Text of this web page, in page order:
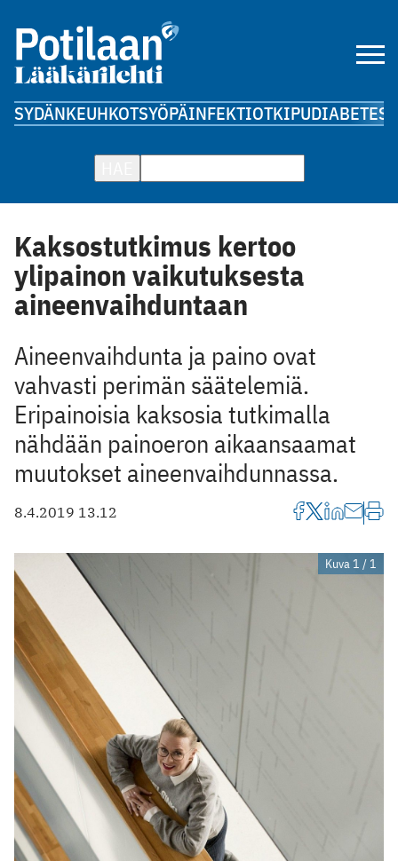
SYDÄNKEUHKOTSYÖPÄINFEKTIOTKIPUDIABETES
Kaksostutkimus kertoo
ylipainon vaikutuksesta
aineenvaihduntaan
Aineenvaihdunta ja paino ovat
vahvasti perimän säätelemiä.
Eripainoisia kaksosia tutkimalla
nähdään painoeron aikaansaamat
muutokset aineenvaihdunnassa.
8.4.2019 13.12
Kuva 1 / 1